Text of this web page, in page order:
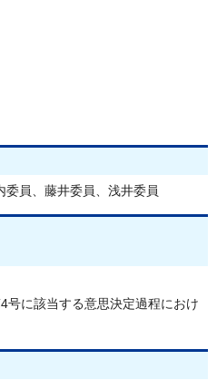
員、藤井委員、浅井委員
号に該当する意思決定過程におけ